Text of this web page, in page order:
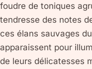
foudre de toniques
tendresse des notes
ces élans sauvages
apparaissent pour
de leurs délicatesses